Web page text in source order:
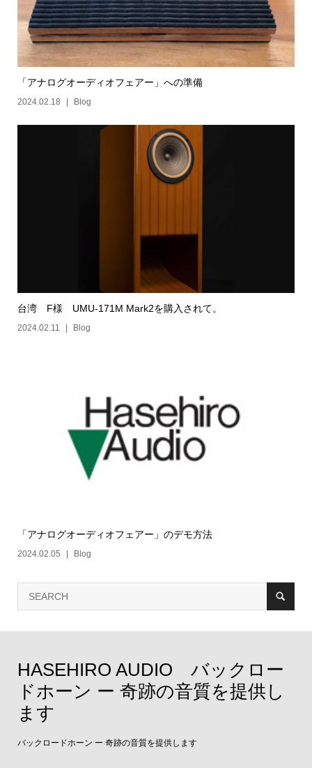
「アナログオーディオフェアー」への準備
2024.02.18 Blog
台湾 F様 UMU-171M Mark2を購入されて。
2024.02.11 Blog
「アナログオーディオフェアー」のデモ方法
2024.02.05 Blog
HASEHIRO AUDIO バックロー
ドホーン ー 奇跡の音質を提供し
ます
バックロードホーン ー 奇跡の音質を提供します